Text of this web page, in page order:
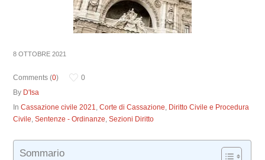
8 OTTOBRE 2021
Comments (0)
0
By D'Isa
InCassazione civile 2021,Corte di Cassazione, Diritto Civile e Procedura
Civile,Sentenze - Ordinanze,Sezioni Diritto
Sommario